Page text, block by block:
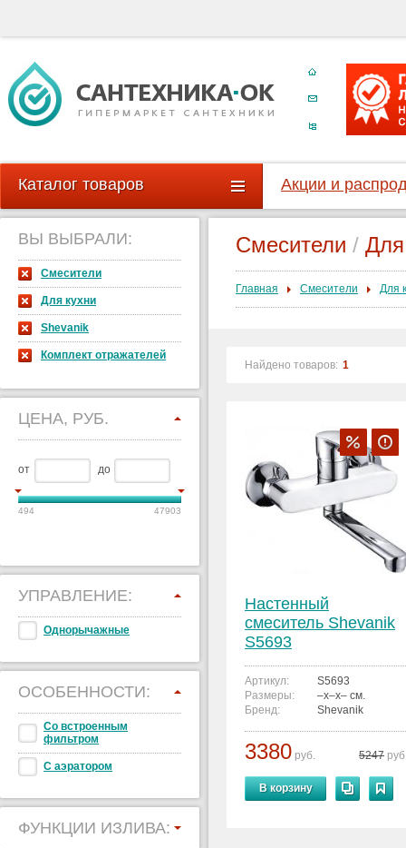
Каталог товаров Акции и
ВЫ ВЫБРАЛИ:
Смесители
Для кухни
Shevanik
Комплект отражателей
ЦЕНА, РУБ.
от до
494 47903
УПРАВЛЕНИЕ:
Однорычажные
ОСОБЕННОСТИ:
Со встроенным
фильтром
С аэратором
ФУНКЦИИ ИЗЛИВА:
Смесители /
Главная Смесители Для
Найдено товаров: 1
Настенный
смеситель Shevanik
S5693
Артикул:
S5693
Размеры:
–x–x– см.
Бренд:
Shevanik
3380 руб. 5247
В корзину